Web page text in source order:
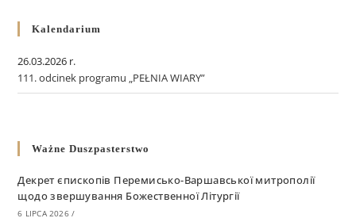
Kalendarium
26.03.2026 r.
111. odcinek programu „PEŁNIA WIARY”
Ważne Duszpasterstwo
Декрет єпископів Перемисько-Варшавської митрополії
щодо звершування Божественної Літургії
6 LIPCA 2026 /